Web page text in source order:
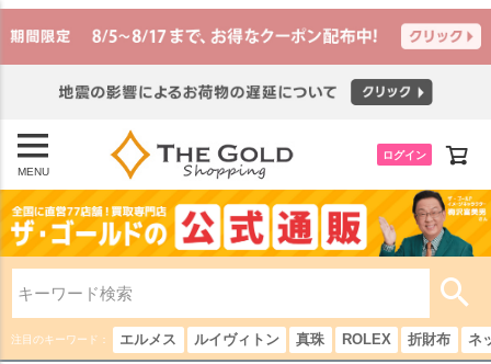
MENU
ログイン
注目のキーワード： エルメス ルイヴィトン 真珠 ROLEX 折財布 ネ